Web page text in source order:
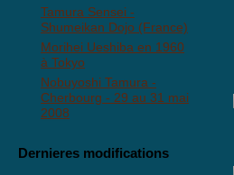
Tamura Sensei -
Shumeikan Dojo (France)
Morihei Ueshiba en 1960
à Tokyo
Nobuyoshi Tamura -
Cherbourg - 29 au 31 mai
2008
Dernieres modifications